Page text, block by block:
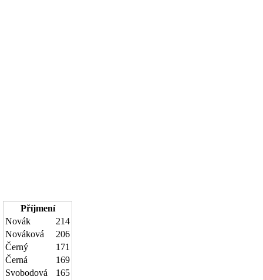
Příjmení
Novák
214
Nováková
206
Černý
171
Černá
169
Svobodová
165